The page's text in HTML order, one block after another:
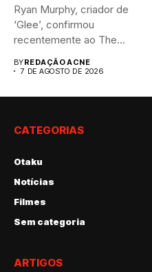
Ryan Murphy, criador de
‘Glee’, confirmou
recentemente ao The
BYREDAÇÃO ACNE
7 DE AGOSTO DE 2026
CATEGORIAS
Otaku
Notícias
Filmes
Sem categoria
ARTIGOS